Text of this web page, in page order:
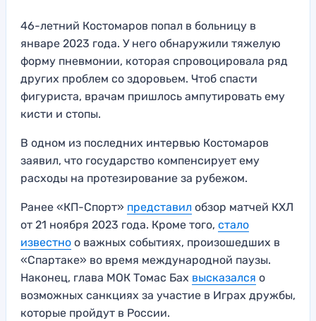
46-летний Костомаров попал в больницу в
январе 2023 года. У него обнаружили тяжелую
форму пневмонии, которая спровоцировала ряд
других проблем со здоровьем. Чтоб спасти
фигуриста, врачам пришлось ампутировать ему
кисти и стопы.
В одном из последних интервью Костомаров
заявил, что государство компенсирует ему
расходы на протезирование за рубежом.
Ранее «КП-Спорт» представил обзор матчей КХЛ
от 21 ноября 2023 года. Кроме того, стало
известно о важных событиях, произошедших в
«Спартаке» во время международной паузы.
Наконец, глава МОК Томас Бах высказался о
возможных санкциях за участие в Играх дружбы,
которые пройдут в России.